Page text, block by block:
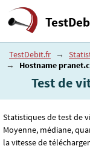
TestDebit.fr →
→
Hostname
Test de
Statistiques de test de
Moyenne, médiane,
la vitesse de